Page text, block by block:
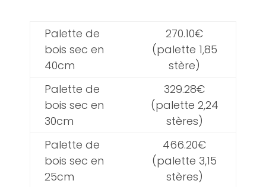
Palette de
bois sec en
40cm
270.10€
(palette 1,85
stère)
Palette de
bois sec en
30cm
329.28€
(palette 2,24
stères)
Palette de
bois sec en
25cm
466.20€
(palette 3,15
stères)